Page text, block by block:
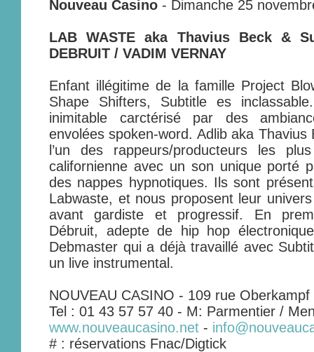
Nouveau Casino - Dimanche 25
LAB WASTE aka Thavius Beck &
DEBRUIT / VADIM VERNAY
Enfant illégitime de la famille Project
Shape Shifters, Subtitle es
inimitable carctérisé par des
envolées spoken-word. Adlib aka Thavius
l’un des rappeurs/producteurs les
californienne avec un son unique porté
des nappes hypnotiques. Ils sont
Labwaste, et nous proposent leur
avant gardiste et progressif. En
Débruit, adepte de hip hop
Debmaster qui a déjà travaillé avec
un live instrumental.
NOUVEAU CASINO - 109 rue
Tel : 01 43 57 57 40 - M: Parmentier /
www.nouveaucasino.net -
# : réservations Fnac/Digtick